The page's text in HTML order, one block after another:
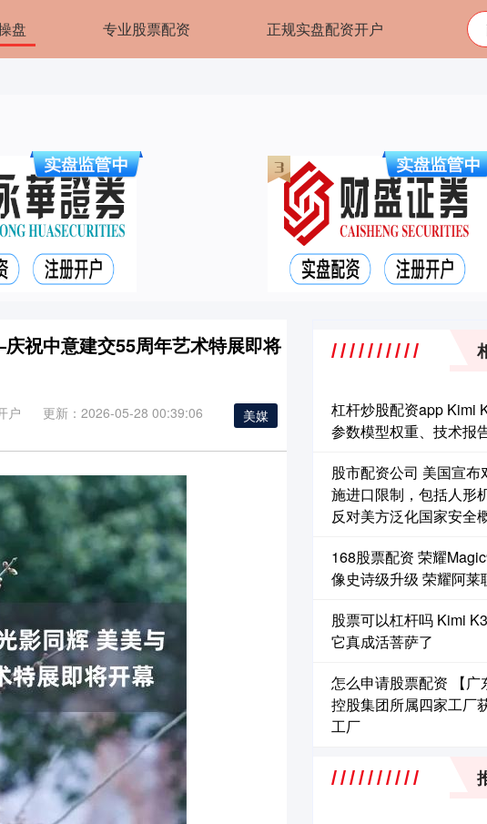
盘 专业股票配资 正规实盘配资开户
祝中意建交55周年艺术特展即将
美媒
户
更新：2026-05-28 00:39:06
杠杆炒股配资app Kimi
参数模型权重、技术报
股市配资公司 美国宣
施进口限制，包括人形
反对美方泛化国家安全
168股票配资 荣耀
像史诗级升级 荣耀阿莱
股票可以杠杆吗 Kimi
它真成活菩萨了
怎么申请股票配资 【
控股集团所属四家工厂
工厂